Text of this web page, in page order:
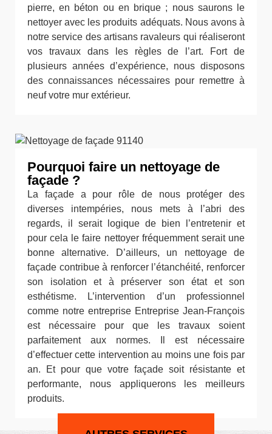
pierre, en béton ou en brique ; nous saurons le
nettoyer avec les produits adéquats. Nous avons à
notre service des artisans ravaleurs qui réaliseront
vos travaux dans les règles de l’art. Fort de
plusieurs années d’expérience, nous disposons
des connaissances nécessaires pour remettre à
neuf votre mur extérieur.
Pourquoi faire un nettoyage de
façade ?
La façade a pour rôle de nous protéger des
diverses intempéries, nous mets à l’abri des
regards, il serait logique de bien l’entretenir et
pour cela le faire nettoyer fréquemment serait une
bonne alternative. D’ailleurs, un nettoyage de
façade contribue à renforcer l’étanchéité, renforcer
son isolation et à préserver son état et son
esthétisme. L’intervention d’un professionnel
comme notre entreprise Entreprise Jean-François
est nécessaire pour que les travaux soient
parfaitement aux normes. Il est nécessaire
d’effectuer cette intervention au moins une fois par
an. Et pour que votre façade soit résistante et
performante, nous appliquerons les meilleurs
produits.